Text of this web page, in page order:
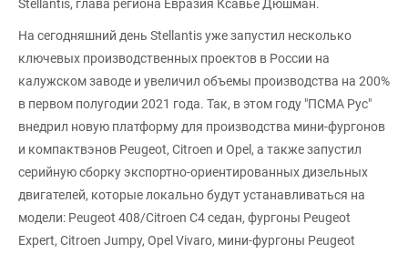
Stellantis, глава региона Евразия Ксавье Дюшман.
На сегодняшний день Stellantis уже запустил несколько
ключевых производственных проектов в России на
калужском заводе и увеличил объемы производства на 200%
в первом полугодии 2021 года. Так, в этом году "ПСМА Рус"
внедрил новую платформу для производства мини-фургонов
и компактвэнов Peugeot, Citroen и Opel, а также запустил
серийную сборку экспортно-ориентированных дизельных
двигателей, которые локально будут устанавливаться на
модели: Peugeot 408/Citroen C4 седан, фургоны Peugeot
Expert, Citroen Jumpy, Opel Vivaro, мини-фургоны Peugeot